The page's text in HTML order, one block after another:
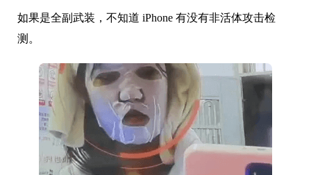
如果是全副武装，不知道 iPhone 有没有非活体攻击检
测。